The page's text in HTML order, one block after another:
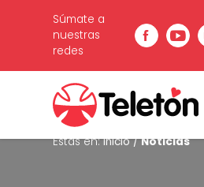
Súmate a
nuestras
redes
Estás en:Inicio/Noticias